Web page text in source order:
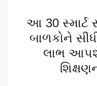
આ 30 સ્માર્ટ
બાળકોને
લાભ